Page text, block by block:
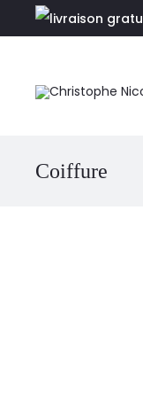
Coiffure